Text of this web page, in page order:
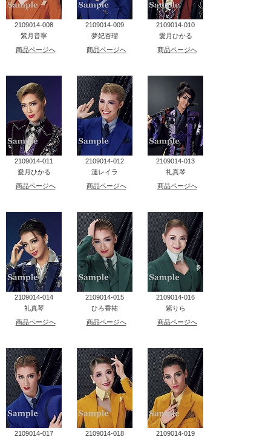
2109014-008
紫月音寧
商品ページへ
2109014-009
夢妃杏瑠
商品ページへ
2109014-010
愛月ひかる
商品ページへ
2109014-011
愛月ひかる
商品ページへ
2109014-012
漣レイラ
商品ページへ
2109014-013
礼真琴
商品ページへ
2109014-014
礼真琴
商品ページへ
2109014-015
ひろ香祐
商品ページへ
2109014-016
紫りら
商品ページへ
2109014-017
2109014-018
2109014-019